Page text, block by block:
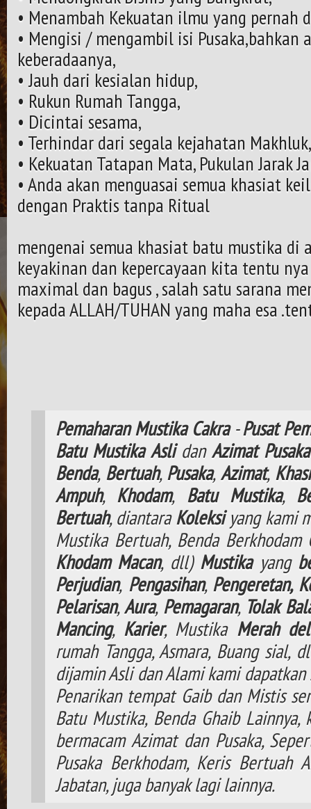
• Menambah Kekuatan ilmu yang pernah
• Mengisi / mengambil isi Pusaka,bahkan
keberadaanya,
• Jauh dari kesialan hidup,
• Rukun Rumah Tangga,
• Dicintai sesama,
• Terhindar dari segala kejahatan Makhluk,
• Kekuatan Tatapan Mata, Pukulan Jarak
• Anda akan menguasai semua khasiat
dengan Praktis tanpa Ritual
mengenai semua khasiat batu mustika di
keyakinan dan kepercayaan kita tentu
maximal dan bagus , salah satu sarana
kepada ALLAH/TUHAN yang maha esa
Pemaharan Mustika Cakra-Pusat
Batu Mustika AslidanAzimat Pusaka
Benda, Bertuah,Pusaka,Azimat,
Ampuh, Khodam, Batu Mustika,
Bertuah, diantaraKoleksiyang kami
Mustika Bertuah, Benda
Khodam Macan, dll) Mustikayang
Perjudian, Pengasihan, Pengeretan,
Pelarisan,Aura, Pemagaran, Tolak
Mancing, Karier, Mustika Merah
rumah Tangga, Asmara, Buang sial,
dijamin Asli dan Alami kami
Penarikan tempat Gaib dan Mistis
Batu Mustika, Benda Ghaib
bermacam Azimat dan Pusaka,
Pusaka Berkhodam, Keris Bertuah
Jabatan, juga banyak lagi lainnya.